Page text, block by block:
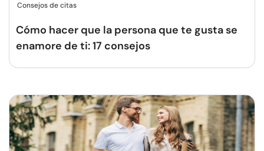
Consejos de citas
Cómo hacer que la persona que te gusta se
enamore de ti: 17 consejos